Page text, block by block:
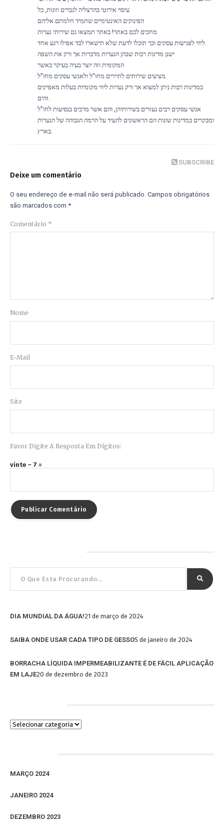
עיסוי אירוטי בהרצליה לגברים וזוגות, כל
הפינוקים האינטימיים שתמיד חלמתם אליהם
מחכים לכם באתר! באתר תמצאו גם שירותי נערות
ליווי לפגישות עסקים וכך תוכלו לדעת שלא תישארו לבד אפילו רגע אחד.
ישנן מדינות רבות שבהן הנערות מדברות אך ורק את השפה
המקומית וזה יוצר בעיה בעיקר כאשר
מציעים שירותים לתיירים מחו”ל ולאנשי עסקים מחו”ל.
במדינות רבות ניתן למצוא אך ורק נערות ליווי מקומיות בעלות מאפיינים
זהים.
אנשי עסקים רבים נעזרים בשירותיהן, והם אשר מרבים בנסיעות לחו”ל
ומבקרים במדינות שונות הם הראשונים להעיד על הרמה הגבוהה של הנערות
בארץ.
SUBSCRIBE
Deixe um comentário
O seu endereço de e-mail não será publicado. Campos obrigatórios
são marcados com *
Comentário *
Nome
E-Mail
Site
Favor Digite A Resposta Em Dígitos:
vinte − 7 =
DIA MUNDIAL DA ÁGUA!21 de março de 2024
SAIBA ONDE USAR CADA TIPO DE GESSO5 de janeiro de 2024
BORRACHA LÍQUIDA IMPERMEABILIZANTE É DE FÁCIL APLICAÇÃO
EM LAJE20 de dezembro de 2023
MARÇO 2024
JANEIRO 2024
DEZEMBRO 2023